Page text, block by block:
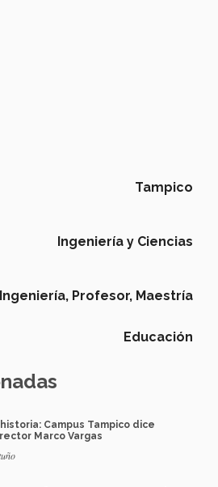
Tampico
Ingeniería y Ciencias
Ingeniería, Profesor, Maestría
Educación
Campus Tampico dice
Marco Vargas